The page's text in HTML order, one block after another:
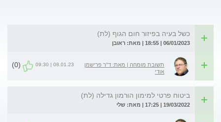
כשל בעיה בפיזור חום הגוף (לת)
06/01/2023 | 18:55 | מאת: ראובן
תשובת מומחה | מאת: ד"ר פרישמן
אודי
08.01.23 | 09:30
(0)
ביטוח פרטי למימון הורמון גדילה (לת)
19/03/2022 | 17:25 | מאת: שלי